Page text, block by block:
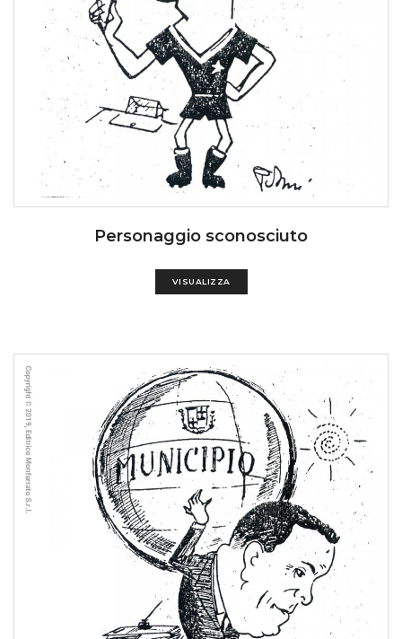
Personaggio sconosciuto
VISUALIZZA